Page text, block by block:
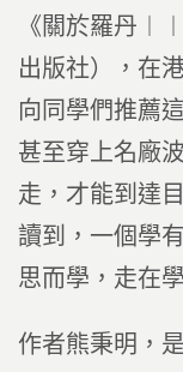
《關於羅丹
出版社），在
向同學們推薦
甚至穿上名廠
走，才能到達
讀到，一個學
思而學，走在
作者熊秉明，